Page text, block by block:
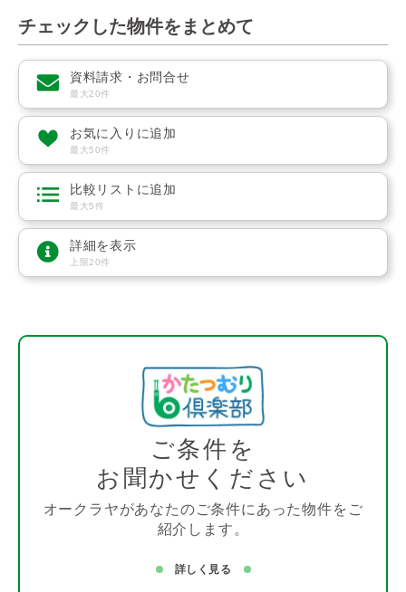
チェックした物件をまとめて
資料請求・お問合せ
最大20件
お気に入りに追加
最大50件
比較リストに追加
最大5件
詳細を表示
上限20件
ご条件を
お聞かせください
オークラヤがあなたのご条件にあった物件をご
紹介します。
詳しく見る